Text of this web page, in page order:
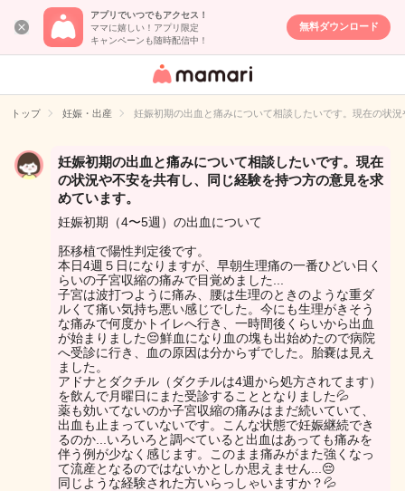
アプリでいつでもアクセス！
ママに嬉しい！アプリ限定
キャンペーンも随時配信中！
無料ダウンロード
女性専用匿名QA
イト
トップ 妊娠・出産 妊娠初期の出血と痛みについて相談したいです。現在の状
妊娠初期の出血と痛みについて相談したいです。現在
の状況や不安を共有し、同じ経験を持つ方の意見を求
めています。
妊娠初期（4〜5週）の出血について
胚移植で陽性判定後です。
本日4週５日になりますが、早朝生理痛の一番ひどい日く
らいの子宮収縮の痛みで目覚めました...
子宮は波打つように痛み、腰は生理のときのような重ダ
ルくて痛い気持ち悪い感じでした。今にも生理がきそう
な痛みで何度かトイレへ行き、一時間後くらいから出血
が始まりました😔鮮血になり血の塊も出始めたので病院
へ受診に行き、血の原因は分からずでした。胎嚢は見え
ました。
アドナとダクチル（ダクチルは4週から処方されてます）
を飲んで月曜日にまた受診することとなりました💦
薬も効いてないのか子宮収縮の痛みはまだ続いていて、
出血も止まっていないです。こんな状態で妊娠継続でき
るのか...いろいろと調べていると出血はあっても痛みを
伴う例が少なく感じます。このまま痛みがまた強くなっ
て流産となるのではないかとしか思えません...😔
同じような経験された方いらっしゃいますか？💦